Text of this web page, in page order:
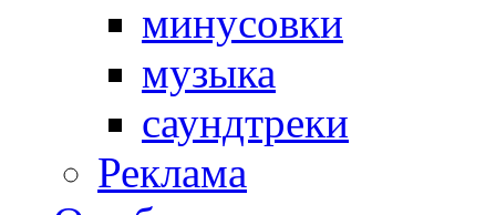
минусовки
музыка
саундтреки
Реклама